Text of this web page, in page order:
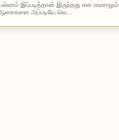
இப்படித்தான் இருந்தது என எவராலும்
அப்படியே வெ...